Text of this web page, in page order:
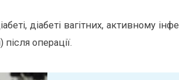
діабеті вагітних, активному
операції.